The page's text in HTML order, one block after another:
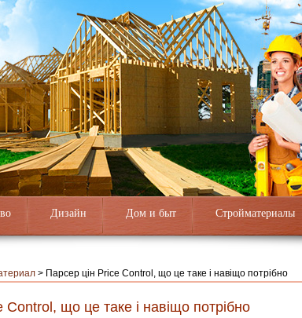
Дизайн Дом и быт Стройматериалы
> Парсер цін Price Control, що це таке і навіщо потрібно
Control, що це таке і навіщо потрібно